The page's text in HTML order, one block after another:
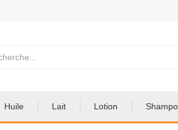
Huile Lait Lotion